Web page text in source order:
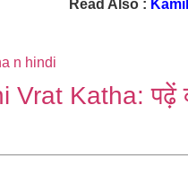
Read Also :
Katha: पढ़ें